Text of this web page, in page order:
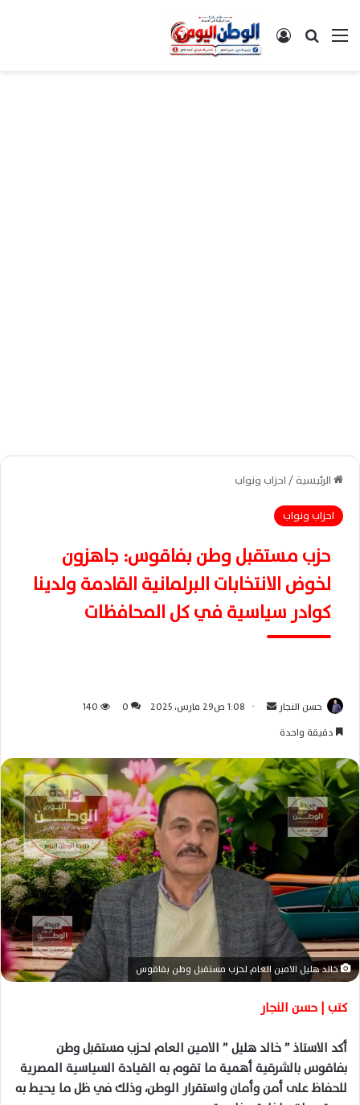
القائمةبحث عن تسجيل الدخول
الرئيسية/احزاب ونواب
احزاب ونواب
حزب مستقبل وطن بفاقوس: جاهزون
لخوض الانتخابات البرلمانية القادمة ولدينا
كوادر سياسية في كل المحافظات
حسن النجار
ل
ب
ر
ي
إ
ك
ر
و
ي
1:08 ص29 مارس، 2025 0
140
دقيقة واحدة
خالد هليل الامين العام لحزب مستقبل وطن بفاقوس
كتب | حسن النجار
أكد الاستاذ ” خالد هليل ” الامين العام لحزب مستقبل وطن
بفاقوس بالشرقية أهمية ما تقوم به القيادة السياسية المصرية
للحفاظ على أمن وأمان واستقرار الوطن، وذلك في ظل ما يحيط به